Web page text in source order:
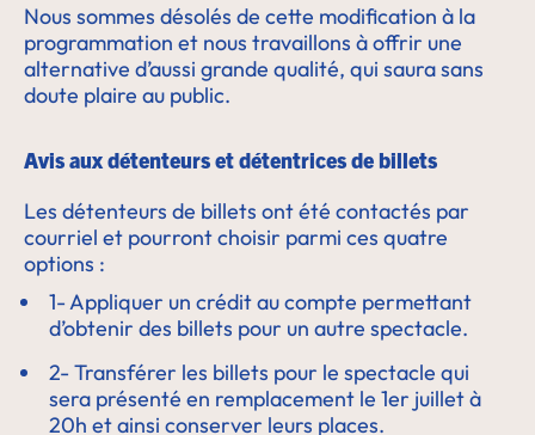
Nous sommes désolés de cette modification à la
programmation et nous travaillons à offrir une
alternative d’aussi grande qualité, qui saura sans
doute plaire au public.
Avis aux détenteurs et détentrices de billets
Les détenteurs de billets ont été contactés par
courriel et pourront choisir parmi ces quatre
options :
1- Appliquer un crédit au compte permettant
d’obtenir des billets pour un autre spectacle.
2- Transférer les billets pour le spectacle qui
sera présenté en remplacement le 1er juillet à
20h et ainsi conserver leurs places.